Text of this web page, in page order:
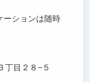
ーションは随時
丁目２８−５